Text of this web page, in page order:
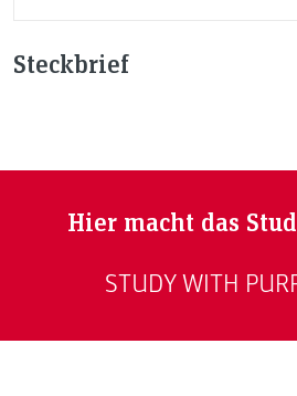
Steckbrief
Hier macht das
STUDY WITH